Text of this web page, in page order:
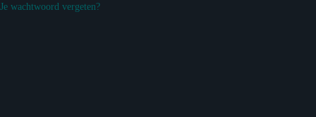
Je wachtwoord vergeten?